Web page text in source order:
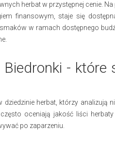
herbat w przystępnej cenie. Na
finansowym, staje się
w ramach dostępnego
- które
herbat, którzy analizują
oceniają jakość liści
po zaparzeniu.